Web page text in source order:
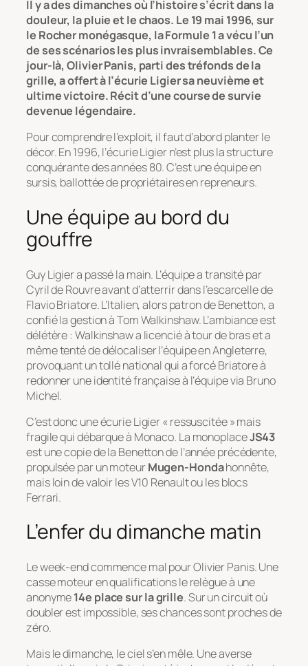
Il y a des dimanches où l’histoire s’écrit dans la
douleur, la pluie et le chaos. Le 19 mai 1996, sur
le Rocher monégasque, la Formule 1 a vécu l’un
de ses scénarios les plus invraisemblables. Ce
jour-là, Olivier Panis, parti des tréfonds de la
grille, a offert à l’écurie Ligier sa neuvième et
ultime victoire. Récit d’une course de survie
devenue légendaire.
Pour comprendre l’exploit, il faut d’abord planter le
décor. En 1996, l’écurie Ligier n’est plus la structure
conquérante des années 80. C’est une équipe en
sursis, ballottée de propriétaires en repreneurs.
Une équipe au bord du
gouffre
Guy Ligier a passé la main. L’équipe a transité par
Cyril de Rouvre avant d’atterrir dans l’escarcelle de
Flavio Briatore. L’Italien, alors patron de Benetton, a
confié la gestion à Tom Walkinshaw. L’ambiance est
délétère : Walkinshaw a licencié à tour de bras et a
même tenté de délocaliser l’équipe en Angleterre,
provoquant un tollé national qui a forcé Briatore à
redonner une identité française à l’équipe via Bruno
Michel.
C’est donc une écurie Ligier « ressuscitée » mais
fragile qui débarque à Monaco. La monoplaceJS43
est une copie de la Benetton de l’année précédente,
propulsée par un moteurMugen-Hondahonnête,
mais loin de valoir les V10 Renault ou les blocs
Ferrari.
L’enfer du dimanche matin
Le week-end commence mal pour Olivier Panis. Une
casse moteur en qualifications le relègue à une
anonyme14e place sur la grille. Sur un circuit où
doubler est impossible, ses chances sont proches de
zéro.
Mais le dimanche, le ciel s’en mêle. Une averse